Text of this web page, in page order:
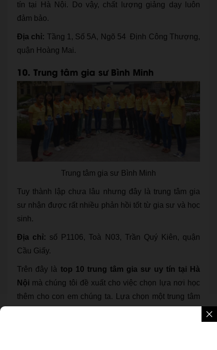
tín tại Hà Nội. Do vậy, chất lượng giảng dạy luôn
đảm bảo.
Địa chỉ: Tầng 1, Số 5A, Ngõ 54 Định Công Thượng,
quận Hoàng Mai.
10. Trung tâm gia sư Bình Minh
Trung tâm gia sư Bình Minh
Tuy thành lập chưa lâu nhưng đây là trung tâm gia
sư nhận được rất nhiều phản hồi tốt từ gia sư và học
sinh.
Địa chỉ: số P1106, Toà N03, Trần Quý Kiên, quận
Cầu Giấy.
Trên đây là top 10 trung tâm gia sư uy tín tại Hà
Nội mà chúng tôi đề xuất cho việc chọn lựa nơi học
thêm cho con em chúng ta. Lựa chọn một trung tâm